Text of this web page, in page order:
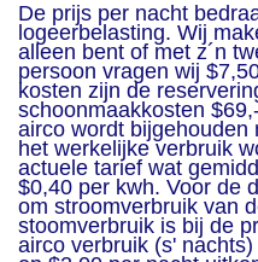
De prijs per nacht
logeerbelasting. Wij
alleen bent of met z´n
persoon vragen wij
kosten zijn de
schoonmaakkosten
airco wordt bijgehouden
het werkelijke verbruik
actuele tarief wat
$0,40 per kwh. Voor de
om stroomverbruik van
stoomverbruik is bij de
airco verbruik (s'